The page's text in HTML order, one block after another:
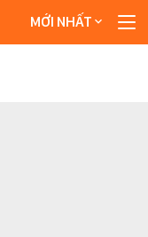
MỚI NHẤT